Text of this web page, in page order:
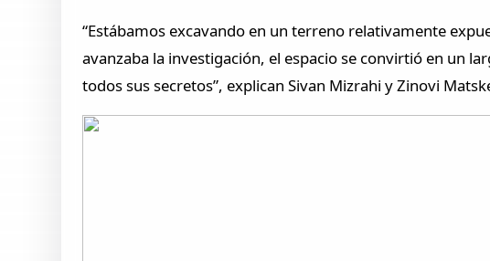
“Estábamos excavando en un terreno relativamente
avanzaba la investigación, el espacio se convirtió en un
todos sus secretos”, explican Sivan Mizrahi y Zinovi